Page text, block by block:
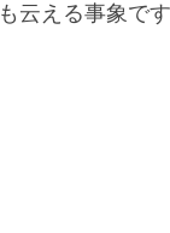
云える事象です